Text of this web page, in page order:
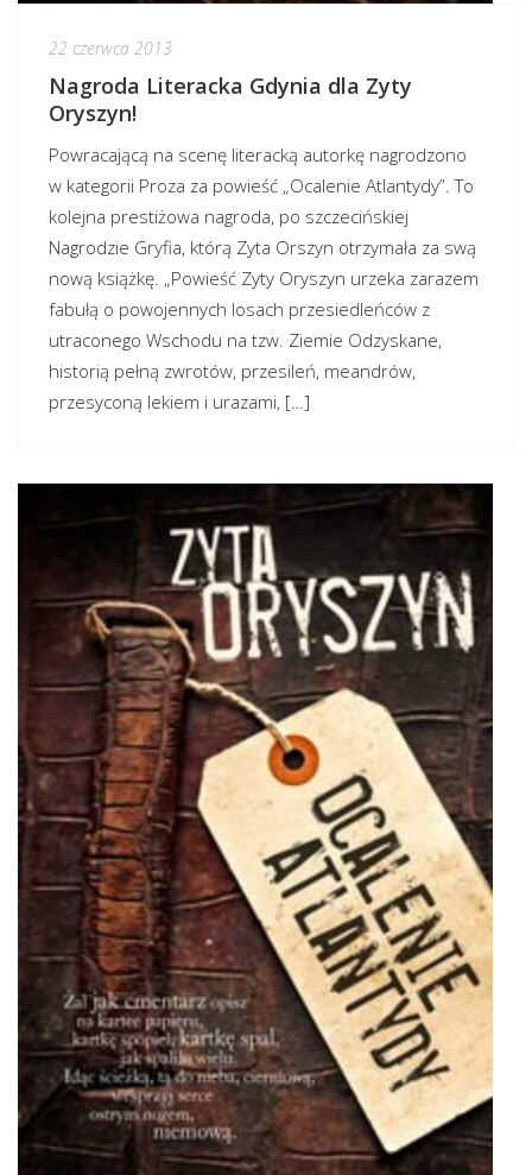
22 czerwca 2013
Nagroda Literacka Gdynia dla Zyty
Oryszyn!
Powracającą na scenę literacką autorkę nagrodzono
w kategorii Proza za powieść „Ocalenie Atlantydy”. To
kolejna prestiżowa nagroda, po szczecińskiej
Nagrodzie Gryfia, którą Zyta Orszyn otrzymała za swą
nową książkę. „Powieść Zyty Oryszyn urzeka zarazem
fabułą o powojennych losach przesiedleńców z
utraconego Wschodu na tzw. Ziemie Odzyskane,
historią pełną zwrotów, przesileń, meandrów,
przesyconą lekiem i urazami, […]